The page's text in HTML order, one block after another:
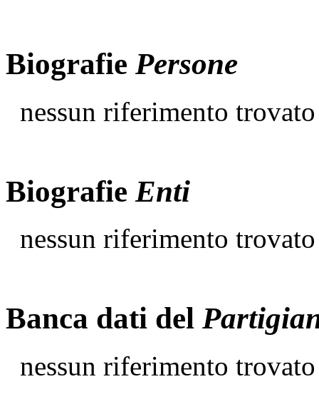
Biografie Persone
nessun riferimento trovato
Biografie Enti
nessun riferimento trovato
Banca dati del
nessun riferimento trovato